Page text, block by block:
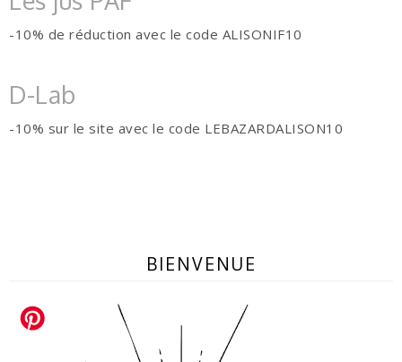
-10% de réduction avec le code ALISONIF10
D-Lab
-10% sur le site avec le code LEBAZARDALISON10
BIENVENUE